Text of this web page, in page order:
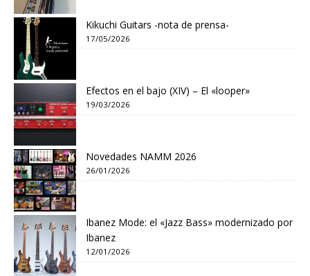
Kikuchi Guitars -nota de prensa-
17/05/2026
Efectos en el bajo (XIV) – El «looper»
19/03/2026
Novedades NAMM 2026
26/01/2026
Ibanez Mode: el «Jazz Bass» modernizado por
Ibanez
12/01/2026